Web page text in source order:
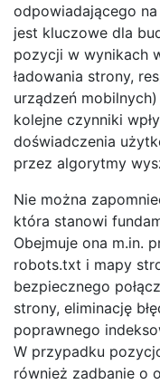
odpowiadającego
jest kluczowe dla
pozycji w wynikach
ładowania strony,
urządzeń
kolejne czynniki
doświadczenia
przez algorytmy
Nie można
która stanowi
Obejmuje ona m.in.
robots.txt i mapy
bezpiecznego
strony, eliminację
poprawnego
W przypadku
również zadbanie o